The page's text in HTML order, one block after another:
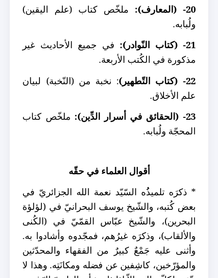
20- (المعارف):
ملخّص كتاب (علم اليقين)
ولُبابه.
21- (كتاب النّوادر):
في جميع الأحاديث غير
مذكورة في الكُتب الأربعة.
22- (كتاب التّطهير)
: نخبة من (النّخبة) لبيان
علم الأخلاق.
23- (الحقائق في أسرار الدِّين):
ملخّص كتاب
المحجّة ولُبابه.
أقوال العلماء في حقّه
* ذكرَه تلميذُُه السّيّد نعمة الله الجزائريّ في
بعض كُتبه، والشّيخ يوسف البحرانيّ في (لؤلؤة
البحرين)، والشّيخ عبّاس القمّيّ في (الكُنى
والألقاب)، وذكرَه غيرُهم، فمجّدوه وأشادوا به.
وأثنى عليه جَمْعٌ كبيرٌ من الفقهاء والمحدّثين
والمؤرّخين، كاشِفين عن فضله ومكانَتِه. وهذا لا